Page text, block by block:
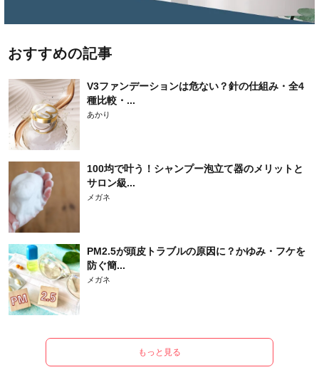
おすすめの記事
V3ファンデーションは危ない？針の仕組み・全4
種比較・...
あかり
100均で叶う！シャンプー泡立て器のメリットと
サロン級...
メガネ
PM2.5が頭皮トラブルの原因に？かゆみ・フケを
防ぐ簡...
メガネ
もっと見る